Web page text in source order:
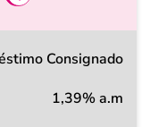
Consignado
1,39% a.m